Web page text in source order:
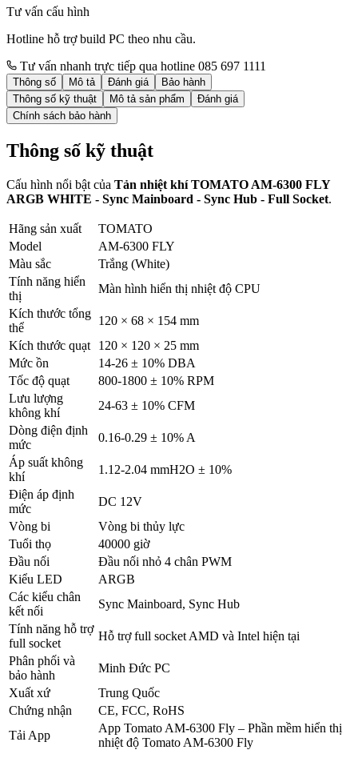
Tư vấn cấu hình
Hotline hỗ trợ build PC theo nhu cầu.
Tư vấn nhanh trực tiếp qua hotline 085 697 1111
Thông số Mô tả Đánh giá
Bảo hành
Thông số kỹ thuật
Mô tả sản phẩm
Đánh giá
Chính sách bảo hành
Thông số kỹ thuật
Cấu hình nổi bật của Tản nhiệt khí TOMATO AM-6300 FLY
ARGB WHITE - Sync Mainboard - Sync Hub - Full Socket.
Hãng sản xuất
TOMATO
Model
AM-6300 FLY
Màu sắc
Trắng (White)
Tính năng hiển
thị
Màn hình hiển thị nhiệt độ CPU
Kích thước tổng
thể
120 × 68 × 154 mm
Kích thước quạt
120 × 120 × 25 mm
Mức ồn
14-26 ± 10% DBA
Tốc độ quạt
800-1800 ± 10% RPM
Lưu lượng
không khí
24-63 ± 10% CFM
Dòng điện định
mức
0.16-0.29 ± 10% A
Áp suất không
khí
1.12-2.04 mmH2O ± 10%
Điện áp định
mức
DC 12V
Vòng bi
Vòng bi thủy lực
Tuổi thọ
40000 giờ
Đầu nối
Đầu nối nhỏ 4 chân PWM
Kiểu LED
ARGB
Các kiểu chân
kết nối
Sync Mainboard, Sync Hub
Tính năng hỗ trợ
full socket
Hỗ trợ full socket AMD và Intel hiện tại
Phân phối và
bảo hành
Minh Đức PC
Xuất xứ
Trung Quốc
Chứng nhận
CE, FCC, RoHS
Tải App
App Tomato AM-6300 Fly – Phần mềm hiển thị
nhiệt độ Tomato AM-6300 Fly